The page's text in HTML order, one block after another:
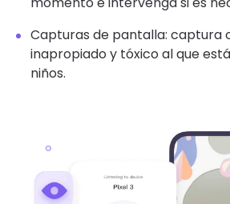
Capturas de pantalla: captura
inapropiado y tóxico al que
niños.